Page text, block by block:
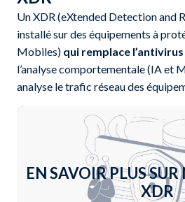
Un XDR (eXtended Detection and
installé sur des équipements à
Mobiles) qui remplace
l’analyse comportementale (IA et
analyse le trafic réseau des
EN SAVOIR PLUS
XDR